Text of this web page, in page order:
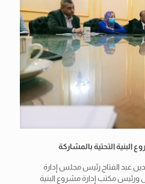
التحتية بالمشاركة
عبد الفتاح رئيس مجلس إدارة
ورئيس مكتب إدارة مشروع البنية